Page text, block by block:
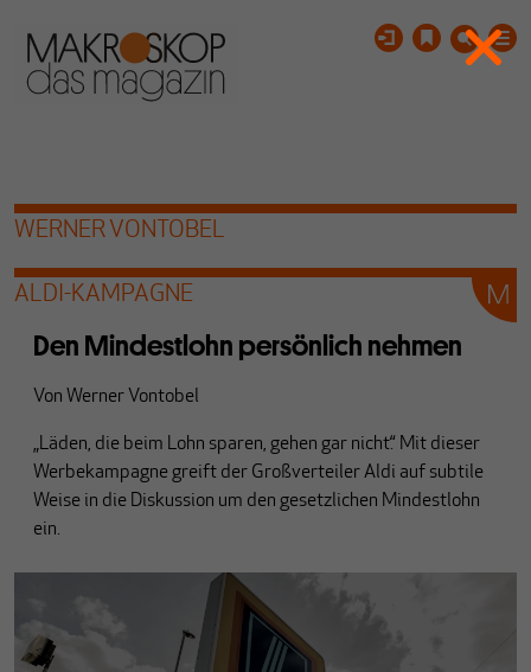
WERNER VONTOBEL
ALDI-KAMPAGNE
Den Mindestlohn persönlich nehmen
Von Werner Vontobel
„Läden, die beim Lohn sparen, gehen gar nicht.“ Mit dieser
Werbekampagne greift der Großverteiler Aldi auf subtile
Weise in die Diskussion um den gesetzlichen Mindestlohn
ein.